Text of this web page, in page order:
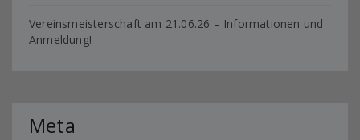
Vereinsmeisterschaft am 21.06.26 – Informationen und
Anmeldung!
Meta